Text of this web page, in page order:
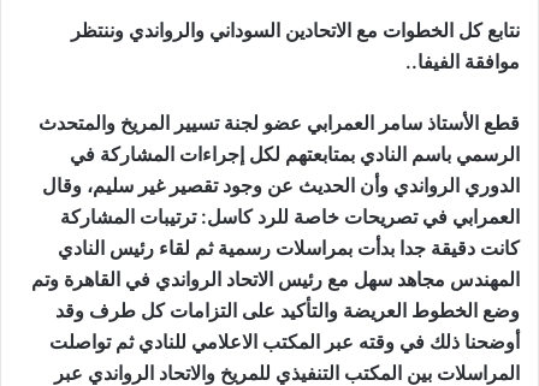
نتابع كل الخطوات مع الاتحادين السوداني والرواندي وننتظر
موافقة الفيفا..
قطع الأستاذ سامر العمرابي عضو لجنة تسيير المريخ والمتحدث
الرسمي باسم النادي بمتابعتهم لكل إجراءات المشاركة في
الدوري الرواندي وأن الحديث عن وجود تقصير غير سليم، وقال
العمرابي في تصريحات خاصة للرد كاسل: ترتيبات المشاركة
كانت دقيقة جدا بدأت بمراسلات رسمية ثم لقاء رئيس النادي
المهندس مجاهد سهل مع رئيس الاتحاد الرواندي في القاهرة وتم
وضع الخطوط العريضة والتأكيد على التزامات كل طرف وقد
أوضحنا ذلك في وقته عبر المكتب الاعلامي للنادي ثم تواصلت
المراسلات بين المكتب التنفيذي للمريخ والاتحاد الرواندي عبر